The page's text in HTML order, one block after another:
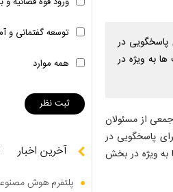
پاسخگویی در
به ویژه در
از مسئولان
پاسخگویی در
به ویژه در بخش
توسعه گفتمانی و
همه موارد
آخرین اخبار
پلتفرم هوش